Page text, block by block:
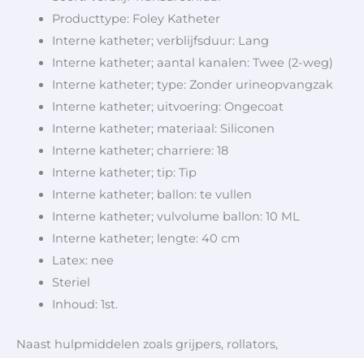
Producttype: Foley Katheter
Interne katheter; verblijfsduur: Lang
Interne katheter; aantal kanalen: Twee (2-weg)
Interne katheter; type: Zonder urineopvangzak
Interne katheter; uitvoering: Ongecoat
Interne katheter; materiaal: Siliconen
Interne katheter; charriere: 18
Interne katheter; tip: Tip
Interne katheter; ballon: te vullen
Interne katheter; vulvolume ballon: 10 ML
Interne katheter; lengte: 40 cm
Latex: nee
Steriel
Inhoud: 1st.
Naast hulpmiddelen zoals grijpers, rollators,